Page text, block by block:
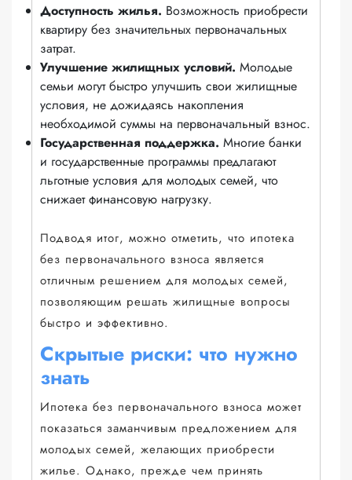
Доступность жилья. Возможность приобрести
квартиру без значительных первоначальных
затрат.
Улучшение жилищных условий. Молодые
семьи могут быстро улучшить свои жилищные
условия, не дожидаясь накопления
необходимой суммы на первоначальный взнос.
Государственная поддержка. Многие банки
и государственные программы предлагают
льготные условия для молодых семей, что
снижает финансовую нагрузку.
Подводя итог, можно отметить, что ипотека
без первоначального взноса является
отличным решением для молодых семей,
позволяющим решать жилищные вопросы
быстро и эффективно.
Скрытые риски: что нужно
знать
Ипотека без первоначального взноса может
показаться заманчивым предложением для
молодых семей, желающих приобрести
жилье. Однако, прежде чем принять